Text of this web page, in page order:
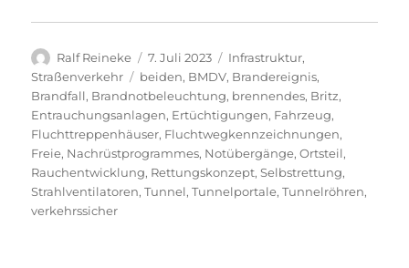
Autor
Ralf Reineke
Veröffentlicht
am
7. Juli 2023 Kategorien
Infrastruktur,
Straßenverkehr
Schlagwörter
beiden, BMDV, Brandereignis,
Brandfall, Brandnotbeleuchtung, brennendes, Britz,
Entrauchungsanlagen, Ertüchtigungen, Fahrzeug,
Fluchttreppenhäuser, Fluchtwegkennzeichnungen,
Freie, Nachrüstprogrammes, Notübergänge,Ortsteil,
Rauchentwicklung, Rettungskonzept,Selbstrettung,
Strahlventilatoren,Tunnel,Tunnelportale,Tunnelröhren,
verkehrssicher